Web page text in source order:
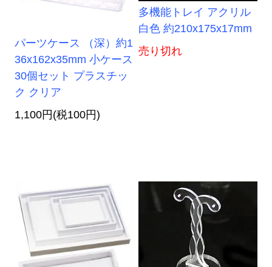
パーツケース （深）約1
36x162x35mm 小ケース
30個セット プラスチッ
ク クリア
1,100円(税100円)
多機能トレイ アクリル
白色 約210x175x17mm
売り切れ